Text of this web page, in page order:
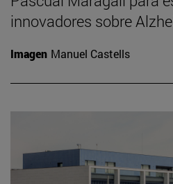
innovadores sobre
Imagen Manuel Castells